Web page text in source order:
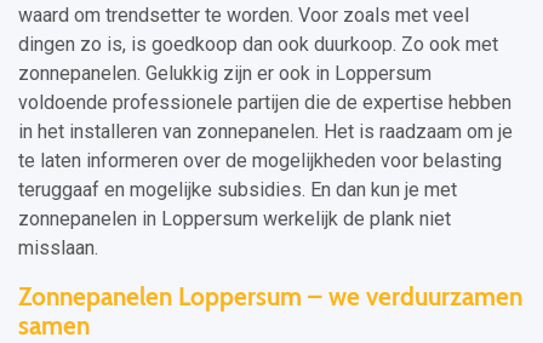
waard om trendsetter te worden. Voor zoals met veel
dingen zo is, is goedkoop dan ook duurkoop. Zo ook met
zonnepanelen. Gelukkig zijn er ook in Loppersum
voldoende professionele partijen die de expertise hebben
in het installeren van zonnepanelen. Het is raadzaam om je
te laten informeren over de mogelijkheden voor belasting
teruggaaf en mogelijke subsidies. En dan kun je met
zonnepanelen in Loppersum werkelijk de plank niet
misslaan.
Zonnepanelen Loppersum – we verduurzamen
samen